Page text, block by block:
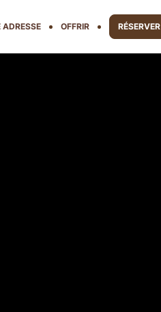
RÉSERVER
ADRESSE OFFRIR